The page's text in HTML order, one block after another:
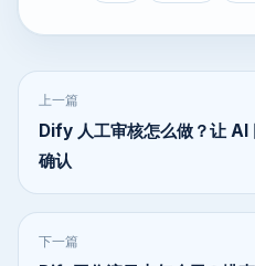
上一篇
Dify 人工审核怎么做？让 AI
确认
下一篇